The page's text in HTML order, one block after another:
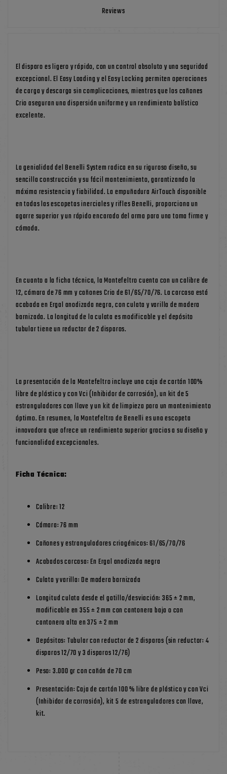
Reviews
El disparo es ligero y rápido, con un control absoluto y una seguridad
excepcional. El Easy Loading y el Easy Locking permiten operaciones
de carga y descarga sin complicaciones, mientras que los cañones
Crio aseguran una dispersión uniforme y un rendimiento balístico
excelente.
La genialidad del Benelli System radica en su riguroso diseño, su
sencilla construcción y su fácil mantenimiento, garantizando la
máxima resistencia y fiabilidad. La empuñadura AirTouch disponible
en todas las escopetas inerciales y rifles Benelli, proporciona un
agarre superior y un rápido encarado del arma para una toma firme y
cómoda.
En cuanto a la ficha técnica, la Montefeltro cuenta con un calibre de
12, cámara de 76 mm y cañones Crio de 61/65/70/76. La carcasa está
acabada en Ergal anodizada negra, con culata y varilla de madera
barnizada. La longitud de la culata es modificable y el depósito
tubular tiene un reductor de 2 disparos.
La presentación de la Montefeltro incluye una caja de cartón 100%
libre de plástico y con Vci (Inhibidor de corrosión), un kit de 5
estranguladores con llave y un kit de limpieza para un mantenimiento
óptimo. En resumen, la Montefeltro de Benelli es una escopeta
innovadora que ofrece un rendimiento superior gracias a su diseño y
funcionalidad excepcionales.
Ficha Técnica:
Calibre: 12
Cámara: 76 mm
Cañones y estranguladores criogénicos: 61/65/70/76
Acabados carcasa: En Ergal anodizada negra
Culata y varilla: De madera barnizada
Longitud culata desde el gatillo/desviación: 365 ± 2 mm,
modificable en 355 ± 2 mm con cantonera baja o con
cantonera alta en 375 ± 2 mm
Depósitos: Tubular con reductor de 2 disparos (sin reductor: 4
disparos 12/70 y 3 disparos 12/76)
Peso: 3.000 gr con cañón de 70 cm
Presentación: Caja de cartón 100 % libre de plástico y con Vci
(Inhibidor de corrosión), kit 5 de estranguladores con llave,
kit.